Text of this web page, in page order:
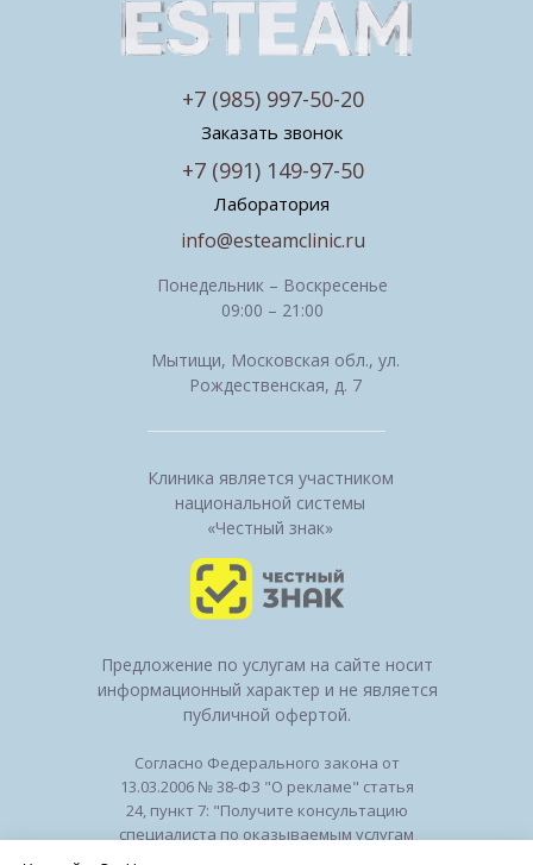
Клиника является участником
национальной системы
«Честный знак»
Понедельник – Воскресенье
09:00 – 21:00
Мытищи, Московская обл., ул.
Рождественская, д. 7
Заказать звонок
Лаборатория
info@esteamclinic.ru
+7 (991) 149-97-50
+7 (985) 997-50-20
Предложение по услугам на сайте носит
информационный характер и не является
публичной офертой.
Согласно Федерального закона от
13.03.2006 № 38-ФЗ "О рекламе" статья
24, пункт 7: "Получите консультацию
специалиста по оказываемым услугам